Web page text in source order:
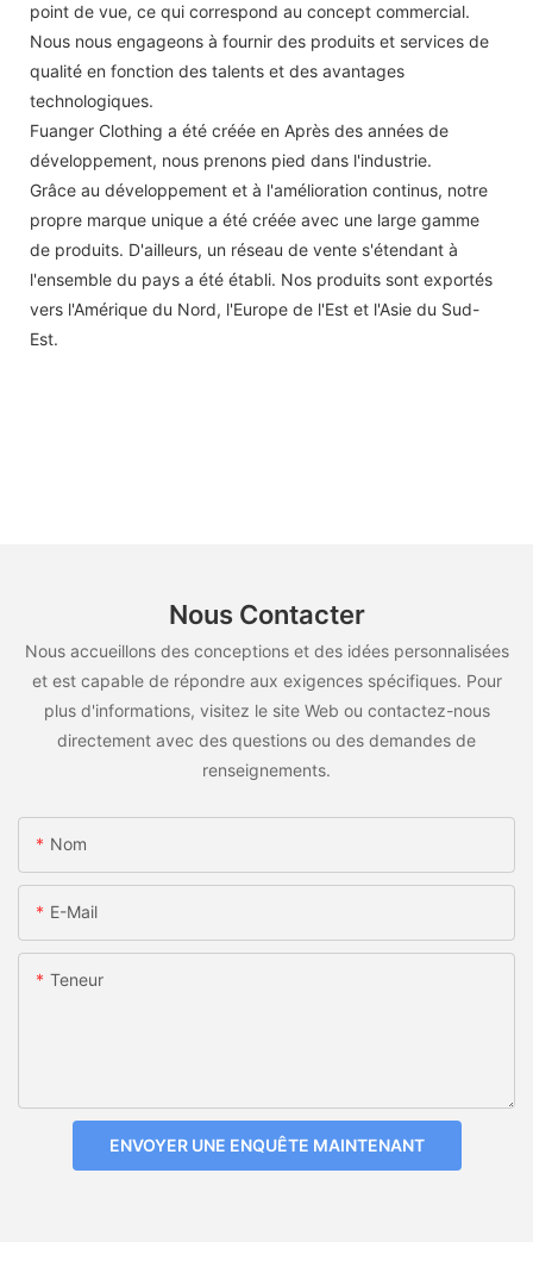
point de vue, ce qui correspond au concept commercial.
Nous nous engageons à fournir des produits et services de
qualité en fonction des talents et des avantages
technologiques.
Fuanger Clothing a été créée en Après des années de
développement, nous prenons pied dans l'industrie.
Grâce au développement et à l'amélioration continus, notre
propre marque unique a été créée avec une large gamme
de produits. D'ailleurs, un réseau de vente s'étendant à
l'ensemble du pays a été établi. Nos produits sont exportés
vers l'Amérique du Nord, l'Europe de l'Est et l'Asie du Sud-
Est.
Nous Contacter
Nous accueillons des conceptions et des idées personnalisées
et est capable de répondre aux exigences spécifiques. Pour
plus d'informations, visitez le site Web ou contactez-nous
directement avec des questions ou des demandes de
renseignements.
Nom
E-Mail
Teneur
ENVOYER UNE ENQUÊTE MAINTENANT